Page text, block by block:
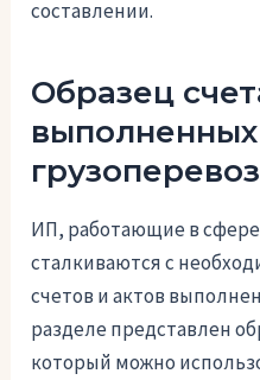
составлении.
Образец
ИП, работающие в сфере
сталкиваются с
счетов и актов
разделе представлен
который можно